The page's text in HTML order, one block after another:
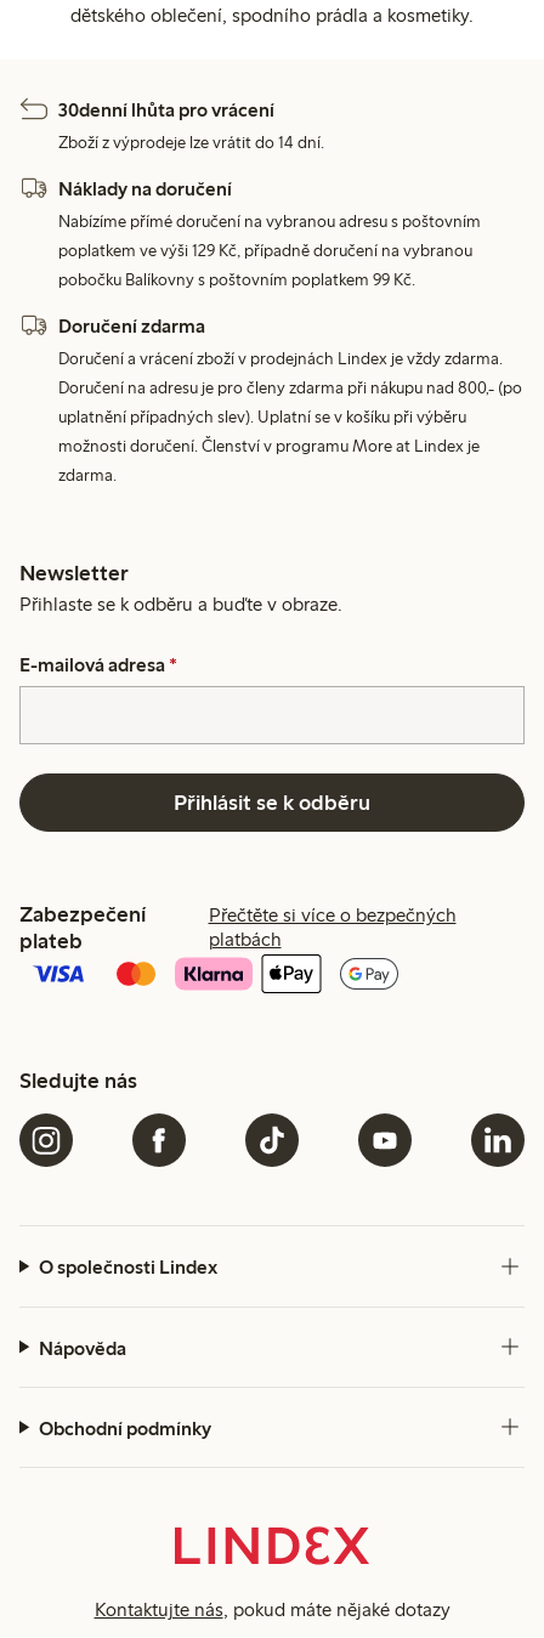
dětského oblečení, spodního prádla a kosmetiky.
30denní lhůta pro vrácení
Zboží z výprodeje lze vrátit do 14 dní.
Náklady na doručení
Nabízíme přímé doručení na vybranou adresu s poštovním
poplatkem ve výši 129 Kč, případně doručení na vybranou
pobočku Balíkovny s poštovním poplatkem 99 Kč.
Doručení zdarma
Doručení a vrácení zboží v prodejnách Lindex je vždy zdarma.
Doručení na adresu je pro členy zdarma při nákupu nad 800,- (po
uplatnění případných slev). Uplatní se v košíku při výběru
možnosti doručení. Členství v programu More at Lindex je
zdarma.
Newsletter
Přihlaste se k odběru a buďte v obraze.
E-mailová adresa *
Přihlásit se k odběru
Zabezpečení
plateb
Přečtěte si více o bezpečných
platbách
Sledujte nás
O společnosti Lindex
Nápověda
Obchodní podmínky
Kontaktujte nás, pokud máte nějaké dotazy